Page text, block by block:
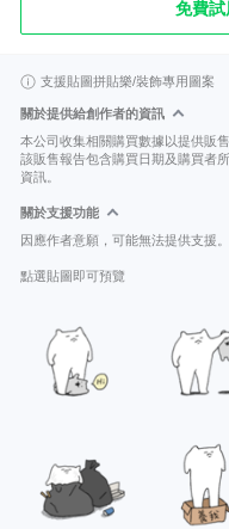
免費試
支援貼圖拼貼樂/裝飾專用圖案
關於提供給創作者的資訊
本公司收集相關購買數據以提供販
該販售報告包含購買日期及購買者
資訊。
關於支援功能
因應作者意願，可能無法提供支援。
點選貼圖即可預覽